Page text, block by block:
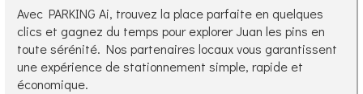
Avec PARKING Ai, trouvez la place parfaite en quelques
clics et gagnez du temps pour explorer Juan les pins en
toute sérénité. Nos partenaires locaux vous garantissent
une expérience de stationnement simple, rapide et
économique.